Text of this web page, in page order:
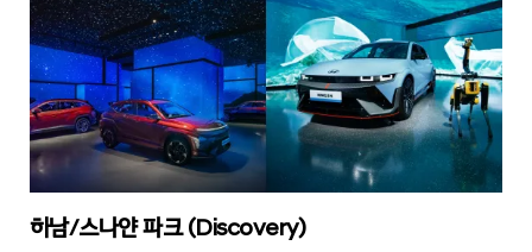
하남/스나얀 파크 (Discovery)